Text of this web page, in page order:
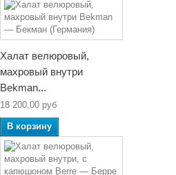
Халат велюровый,
махровый внутри
Bekman...
18 200,00 руб
В корзину